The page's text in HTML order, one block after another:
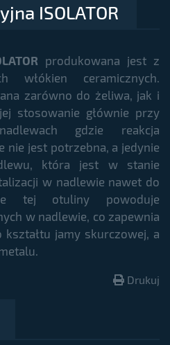
ISOLATOR
produkowana jest z
włókien ceramicznych.
zarówno do żeliwa, jak i
stosowanie głównie przy
gdzie reakcja
nie jest potrzebna, a jedynie
która jest w stanie
w nadlewie nawet do
tej otuliny powoduje
w nadlewie, co zapewnia
jamy skurczowej, a
Drukuj